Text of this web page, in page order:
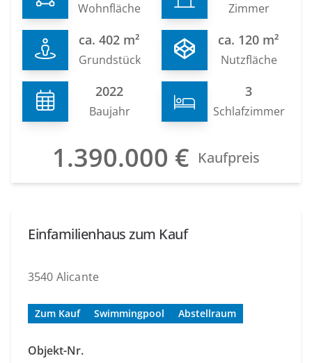
Wohnfläche Zimmer
ca. 402 m²
Grundstück
ca. 120 m²
Nutzfläche
2022
Baujahr
3
Schlafzimmer
1.390.000 € Kaufpreis
Einfamilienhaus zum Kauf
3540 Alicante
Zum Kauf Swimmingpool Abstellraum
Objekt-Nr.